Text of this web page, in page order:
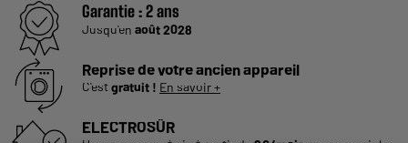
Garantie :2 ans
Jusqu'en août 2028
Reprise de votre ancien appareil
C'estgratuit ! En savoir +
ELECTROSÛR